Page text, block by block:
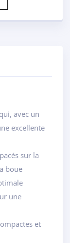
avec un
excellente
sur la
boue
une
et